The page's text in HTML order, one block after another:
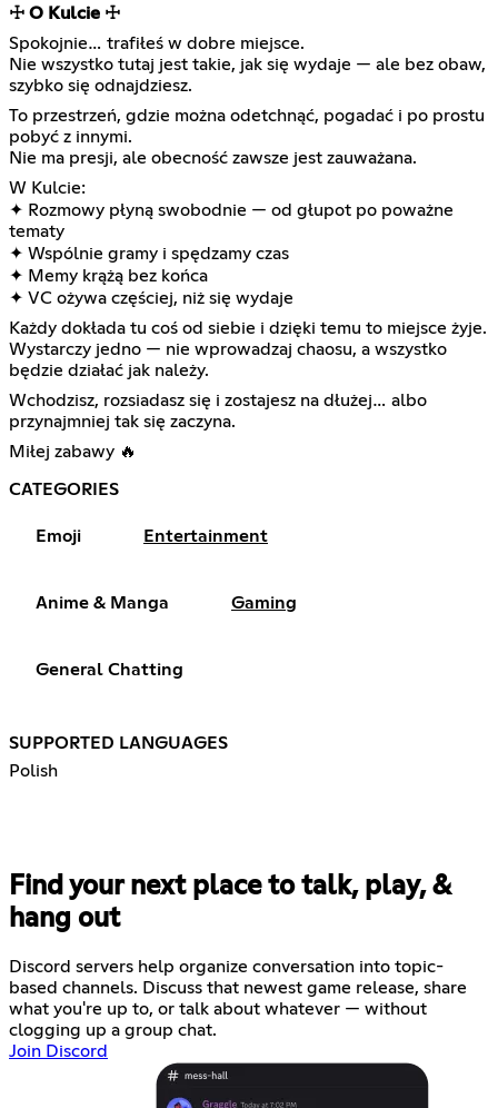
☩ O Kulcie ☩
Spokojnie… trafiłeś w dobre miejsce.
Nie wszystko tutaj jest takie, jak się wydaje — ale bez obaw,
szybko się odnajdziesz.
To przestrzeń, gdzie można odetchnąć, pogadać i po prostu
pobyć z innymi.
Nie ma presji, ale obecność zawsze jest zauważana.
W Kulcie:
✦ Rozmowy płyną swobodnie — od głupot po poważne
tematy
✦ Wspólnie gramy i spędzamy czas
✦ Memy krążą bez końca
✦ VC ożywa częściej, niż się wydaje
Każdy dokłada tu coś od siebie i dzięki temu to miejsce żyje.
Wystarczy jedno — nie wprowadzaj chaosu, a wszystko
będzie działać jak należy.
Wchodzisz, rozsiadasz się i zostajesz na dłużej… albo
przynajmniej tak się zaczyna.
Miłej zabawy 🔥
CATEGORIES
Emoji Entertainment
Anime & Manga Gaming
General Chatting
SUPPORTED LANGUAGES
Polish
Find your next place to talk, play, &
hang out
Discord servers help organize conversation into topic-
based channels. Discuss that newest game release, share
what you're up to, or talk about whatever — without
clogging up a group chat.
Join Discord